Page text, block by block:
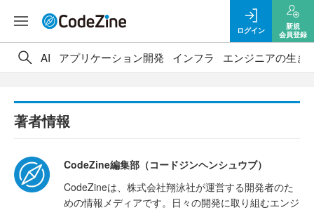
ログイン
新規
会員登録
AI アプリケーション開発 インフラ エンジニアの生き
著者情報
CodeZine編集部（コードジンヘンシュウブ）
CodeZineは、株式会社翔泳社が運営する開発者のた
めの情報メディアです。日々の開発に取り組むエンジ